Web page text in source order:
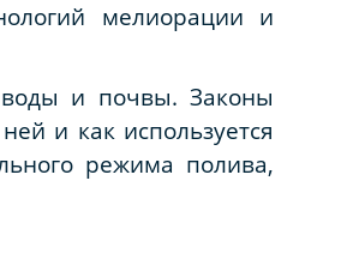
мелиорации и
воды и почвы. Законы
и как используется
режима полива,